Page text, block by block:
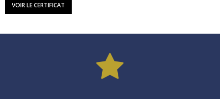
VOIR LE CERTIFICAT